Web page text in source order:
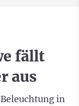
fällt
aus
in